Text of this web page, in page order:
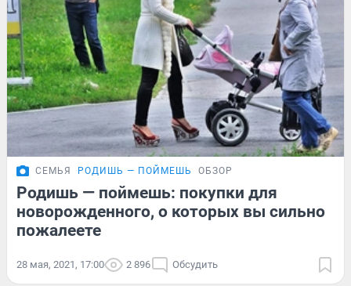
СЕМЬЯ РОДИШЬ — ПОЙМЕШЬ ОБЗОР
Родишь — поймешь: покупки для
новорожденного, о которых вы сильно
пожалеете
28 мая, 2021, 17:00 2 896 Обсудить